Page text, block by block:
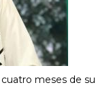
meses de su